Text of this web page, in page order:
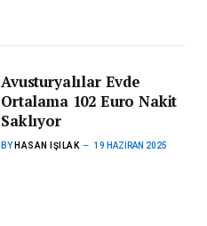
Avusturyalılar Evde
Ortalama 102 Euro Nakit
Saklıyor
BY HASAN IŞILAK 19 HAZIRAN 2025